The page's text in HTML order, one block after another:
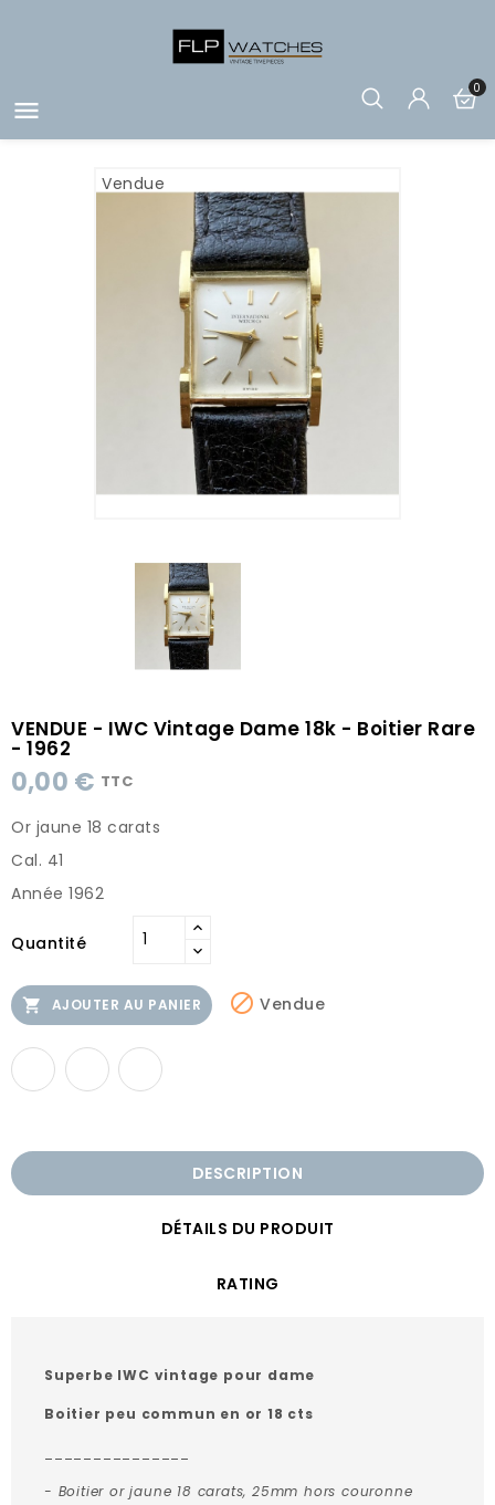

0
Vendue
VENDUE - IWC Vintage Dame 18k - Boitier Rare
- 1962
0,00 € TTC
Or jaune 18 carats
Cal. 41
Année 1962
Quantité
 AJOUTER AU PANIER  Vendue
DESCRIPTION
DÉTAILS DU PRODUIT
RATING
Superbe IWC vintage pour dame
Boitier peu commun en or 18 cts
- Boitier or jaune 18 carats, 25mm hors couronne